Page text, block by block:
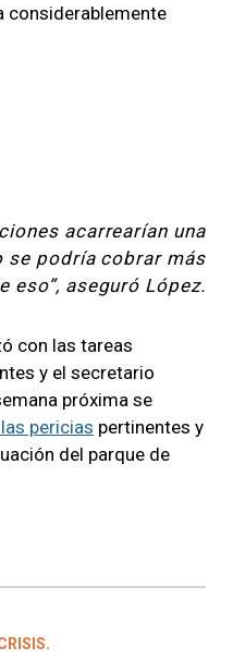
considerablemente
acarrearían una
se podría cobrar más
eso”, aseguró López.
con las tareas
y el secretario
próxima se
pericias pertinentes y
del parque de